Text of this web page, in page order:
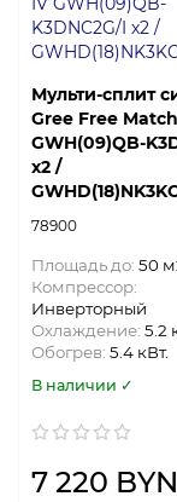
Мульти-сплит
Gree Free
GWH(09)QB-
х2 /
78900
Площадь до: 50
Компрессор:
Инверторный
Охлаждение: 5.2
Обогрев: 5.4 кВт.
В наличии ✓
7 220 BYN